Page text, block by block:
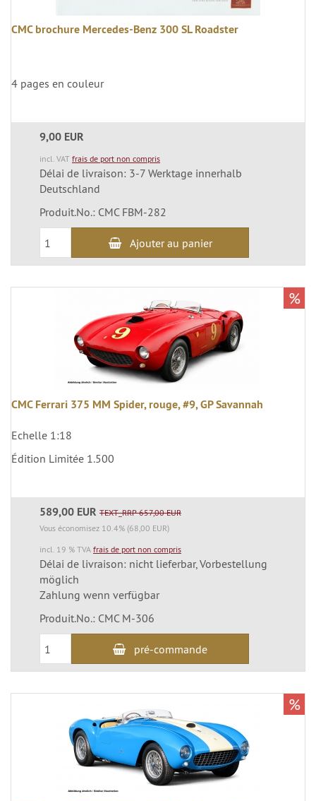
CMC brochure Mercedes-Benz 300 SL Roadster
4 pages en couleur
9,00 EUR
incl. VAT frais de port non compris
Délai de livraison: 3-7 Werktage innerhalb
Deutschland
Produit.No.: CMC FBM-282
Ajouter au panier
CMC Ferrari 375 MM Spider, rouge, #9, GP Savannah
Echelle 1:18
Édition Limitée 1.500
589,00 EUR TEXT_RRP 657,00 EUR
Vous économisez 10.4% (68,00 EUR)
incl. 19 % TVA frais de port non compris
Délai de livraison: nicht lieferbar, Vorbestellung
möglich
Zahlung wenn verfügbar
Produit.No.: CMC M-306
pré-commande
%
%